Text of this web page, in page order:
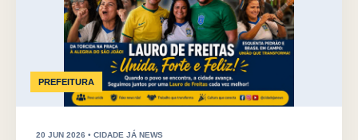
PREFEITURA
20 JUN 2026 • CIDADE JÁ NEWS